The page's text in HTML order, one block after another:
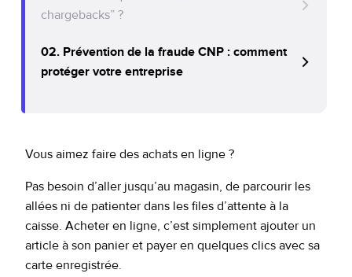
Policy Protect
Événements
Presse
chargebacks” ?
02. Prévention de la fraude CNP : comment
protéger votre entreprise
Comment les fraudeurs obtiennent les
L’impact des fraudes CNP sur les
commerçants : au-delà des pertes financières
Détection des fraudes CNP : un impératif, pas
un simple atout
Vous aimez faire des achats en ligne ?
Pas besoin d’aller jusqu’au magasin, de parcourir les
allées ni de patienter dans les files d’attente à la
caisse. Acheter en ligne, c’est simplement ajouter un
article à son panier et payer en quelques clics avec sa
carte enregistrée.